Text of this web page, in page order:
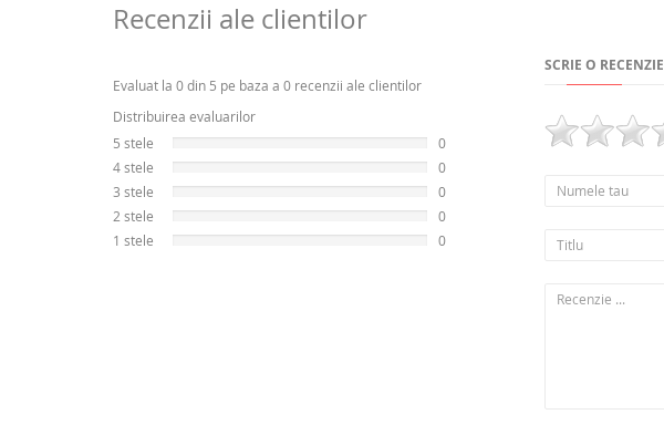
Recenzii ale clientilor
Evaluat la 0 din 5 pe baza a 0 recenzii ale clientilor
Distribuirea evaluarilor
5 stele
0
4 stele
0
3 stele
0
2 stele
0
1 stele
0
SCRIE O RECENZIE